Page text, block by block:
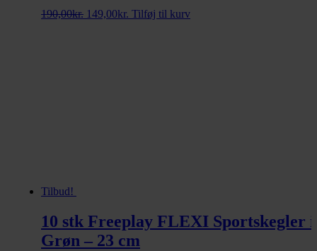
190,00kr. Den
149,00kr. Den
Tilføj til kurv
Tilbud!
10 stk Freeplay FLEXI Sportskegler i
Grøn – 23 cm